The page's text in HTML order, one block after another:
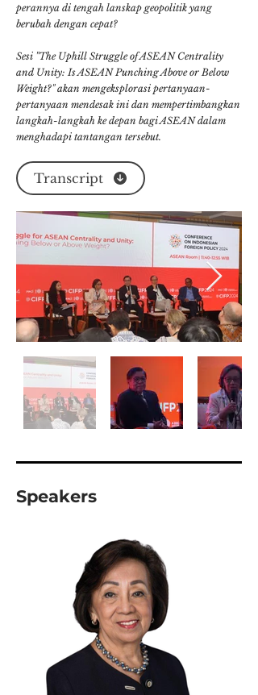
perannya di tengah lanskap geopolitik yang
berubah dengan cepat?
Sesi "The Uphill Struggle of ASEAN Centrality
and Unity: Is ASEAN Punching Above or Below
Weight?" akan mengeksplorasi pertanyaan-
pertanyaan mendesak ini dan mempertimbangkan
langkah-langkah ke depan bagi ASEAN dalam
menghadapi tantangan tersebut.
Transcript
Speakers